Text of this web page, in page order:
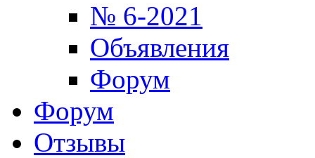
№ 6-2021
Объявления
Форум
Форум
Отзывы